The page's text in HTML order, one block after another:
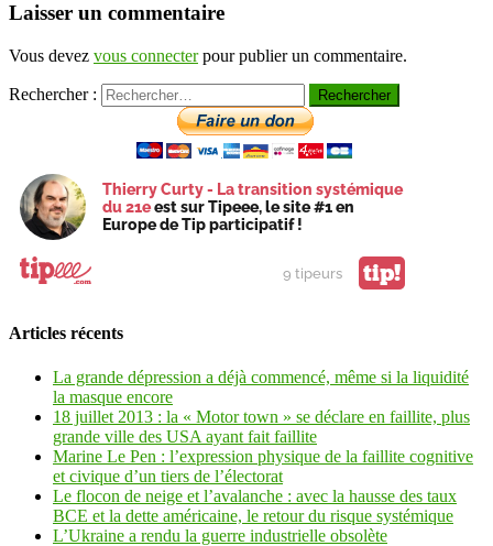
Laisser un commentaire
Vous devez vous connecterpour publier un commentaire.
Rechercher :
Thierry Curty - La transition systémique
du 21eest sur Tipeee, le site #1 en
Europe de Tip participatif !
9 tipeurs tip!
Articles récents
La grande dépression a déjà commencé, même si la liquidité
la masque encore
18 juillet 2013 : la « Motor town » se déclare en faillite, plus
grande ville des USA ayant fait faillite
Marine Le Pen : l’expression physique de la faillite cognitive
et civique d’un tiers de l’électorat
Le flocon de neige et l’avalanche : avec la hausse des taux
BCE et la dette américaine, le retour du risque systémique
L’Ukraine a rendu la guerre industrielle obsolète